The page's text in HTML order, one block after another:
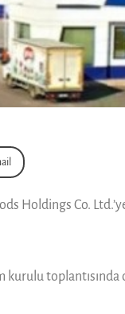
Holdings Co.
kurulu toplantısında